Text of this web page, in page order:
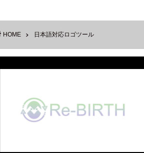
HOME 日本語対応ロゴツール